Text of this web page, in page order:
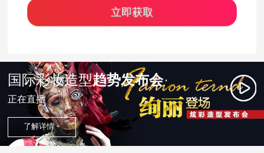
国际彩妆造型趋势发布会
正在直播
了解详情 +